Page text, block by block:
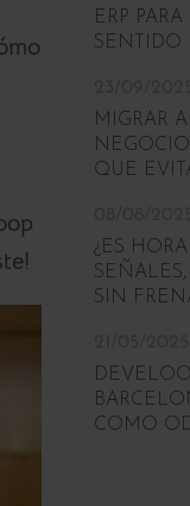
ERP
SENTIDO
MIGRAR
QUE
¿ES
SIN
COMO